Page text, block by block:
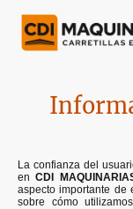
La confianza del
enCDI
aspecto importante de
sobre cómo